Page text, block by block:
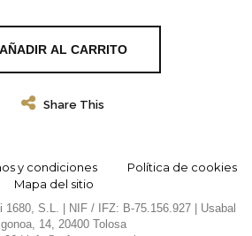
AÑADIR AL CARRITO
Share This
y condiciones
Política de cookies
Mapa del sitio
S.L. | NIF / IFZ: B-75.156.927 | Usabal
14, 20400 Tolosa